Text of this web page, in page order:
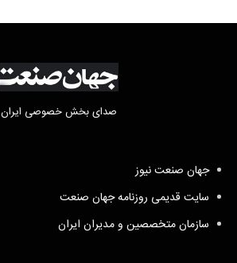
صدای بخش خصوصی ایران
جهان صنعت نیوز
سایت قدیمی روزنامه جهان صنعت
سازمان متخصصین و مدیران ایران